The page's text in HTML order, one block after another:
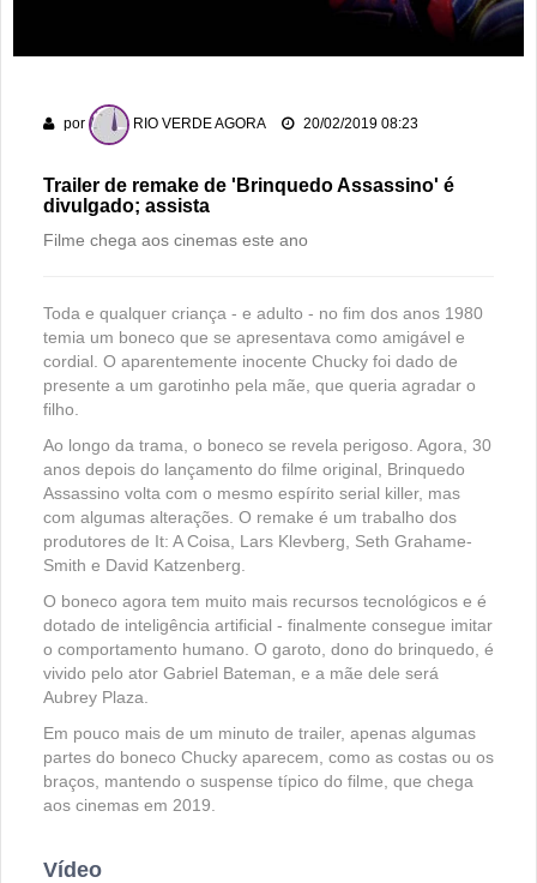
por RIO VERDE AGORA 20/02/2019 08:23
Trailer de remake de 'Brinquedo Assassino' é
divulgado; assista
Filme chega aos cinemas este ano
Toda e qualquer criança - e adulto - no fim dos anos 1980
temia um boneco que se apresentava como amigável e
cordial. O aparentemente inocente Chucky foi dado de
presente a um garotinho pela mãe, que queria agradar o
filho.
Ao longo da trama, o boneco se revela perigoso. Agora, 30
anos depois do lançamento do filme original, Brinquedo
Assassino volta com o mesmo espírito serial killer, mas
com algumas alterações. O remake é um trabalho dos
produtores de It: A Coisa, Lars Klevberg, Seth Grahame-
Smith e David Katzenberg.
O boneco agora tem muito mais recursos tecnológicos e é
dotado de inteligência artificial - finalmente consegue imitar
o comportamento humano. O garoto, dono do brinquedo, é
vivido pelo ator Gabriel Bateman, e a mãe dele será
Aubrey Plaza.
Em pouco mais de um minuto de trailer, apenas algumas
partes do boneco Chucky aparecem, como as costas ou os
braços, mantendo o suspense típico do filme, que chega
aos cinemas em 2019.
Vídeo